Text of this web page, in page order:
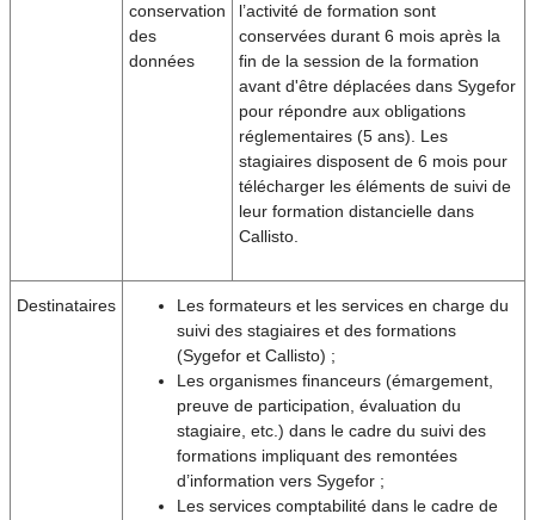
conservation
des
données
l’activité de formation sont
conservées durant 6 mois après la
fin de la session de la formation
avant d'être déplacées dans Sygefor
pour répondre aux obligations
réglementaires (5 ans). Les
stagiaires disposent de 6 mois pour
télécharger les éléments de suivi de
leur formation distancielle dans
Callisto.
Destinataires
Les formateurs et les services en charge du
suivi des stagiaires et des formations
(Sygefor et Callisto) ;
Les organismes financeurs (émargement,
preuve de participation, évaluation du
stagiaire, etc.) dans le cadre du suivi des
formations impliquant des remontées
d’information vers Sygefor ;
Les services comptabilité dans le cadre de